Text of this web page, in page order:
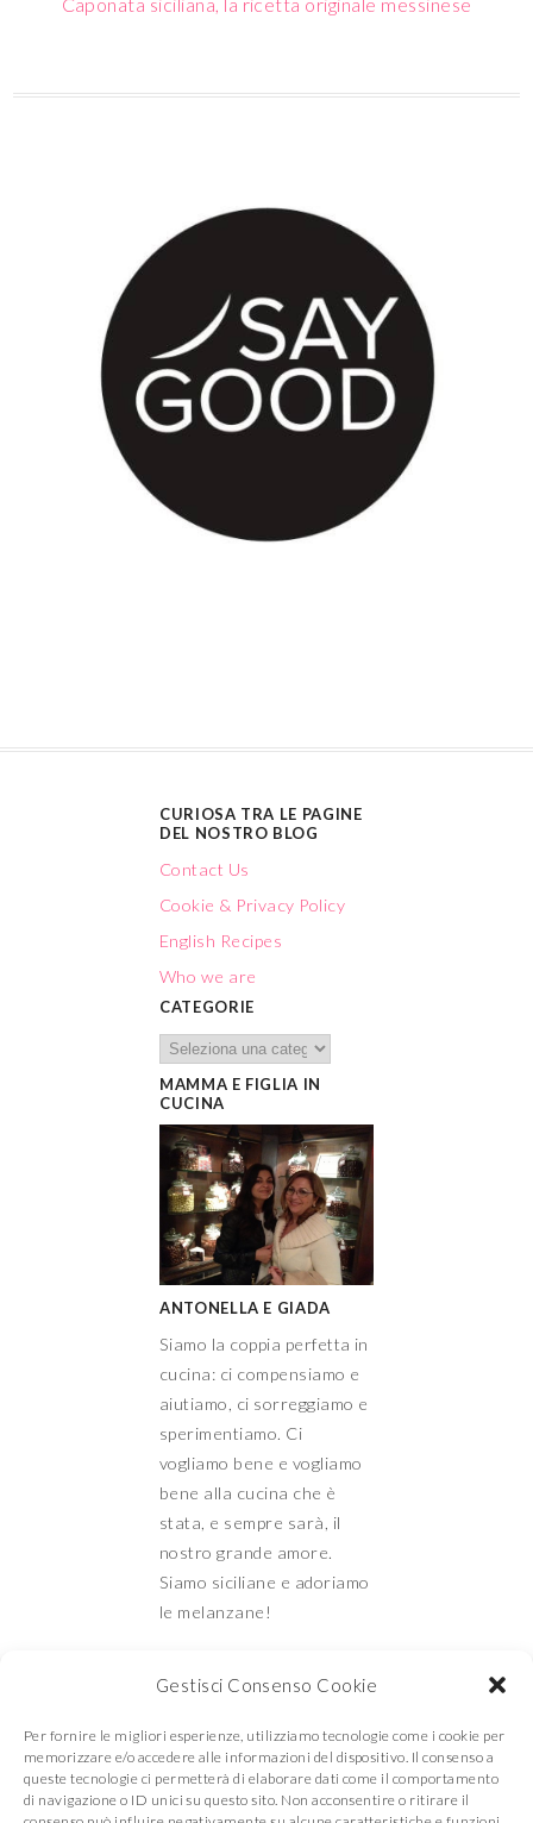
Gestisci Consenso Cookie
Per fornire le migliori esperienze, utilizziamo tecnologie come i cookie per
memorizzare e/o accedere alle informazioni del dispositivo. Il consenso a
queste tecnologie ci permetterà di elaborare dati come il comportamento
di navigazione o ID unici su questo sito. Non acconsentire o ritirare il
CURIOSA TRA LE PAGINE
DEL NOSTRO BLOG
Contact Us
Cookie & Privacy Policy
English Recipes
Who we are
CATEGORIE
MAMMA E FIGLIA IN
CUCINA
ANTONELLA E GIADA
Siamo la coppia perfetta in
cucina: ci compensiamo e
aiutiamo, ci sorreggiamo e
sperimentiamo. Ci
vogliamo bene e vogliamo
bene alla cucina che è
stata, e sempre sarà, il
nostro grande amore.
Siamo siciliane e adoriamo
le melanzane!
Mamma e Figlia in